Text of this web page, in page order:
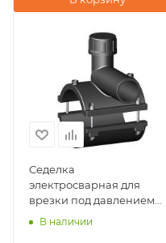
Седелка
электросварная для
врезки под давлением
63х63 NTG Plastik
В наличии